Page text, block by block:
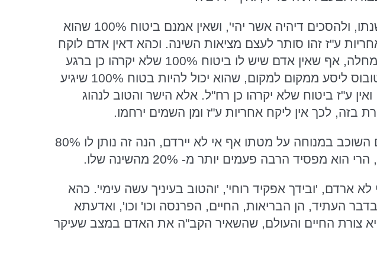
והנה בתחילה צריך לידע להפסיק ליקח אחריות על שנתו, ולהסכים דיהיה אשר יהי', ושאין אמנם ביטוח 100% שהוא
ע"ז זהו סותר לעצם מציאות השינה. וכהא דאין אדם לוקח
אחריות שלא יקרה לו אירוע מוחי, או דום לב, או יינע מחלה, אף שאין אדם שיש לו ביטוח 100% שלא יקרהו כן ברגע
הבא. וכן מעולם לא הי' אחד שעלה על מכונית או אוטובוס ליסע ממקום למקום, שהוא יכול להיות בטוח 100% שיגיע
ע"ז ביטוח שלא יקרהו כן רח"ל. אלא הישר והטוב לנהוג
בזה, לכך אין ליקח אחריות ע"ז ומן השמים ירחמו.
זאת ועוד אחרת; שחכמי הרופאים אומרים, אשר אדם השוכב במנוחה על מטתו אף אי לא יירדם, הנה זה נותן לו 80%
מפסיד הרבה פעמים יותר מ- 20% מהשינה שלו.
ארדם, 'ובידך אפקיד רוחי', 'והטוב בעיניך עשה עימי'. כהא
העתיד, הן הבריאות, החיים, הפרנסה וכו' וכו', ואדעתא
צורת החיים והעולם, שהשאיר הקב"ה את האדם במצב שעיקר